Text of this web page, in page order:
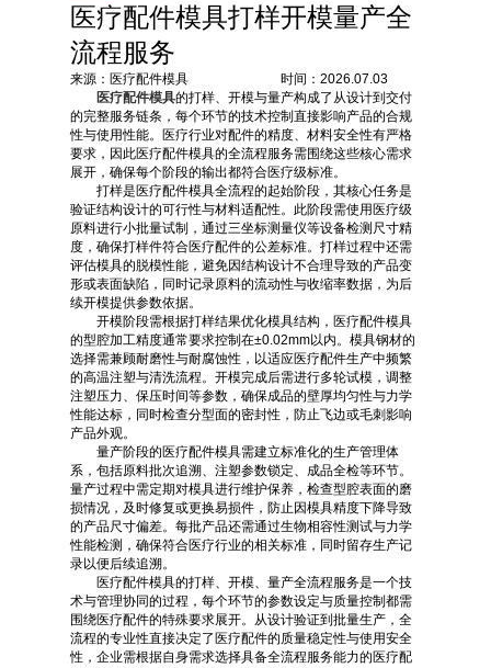
医疗配件模具打样开模量产全
流程服务
来源：医疗配件模具 时间：2026.07.03
医疗配件模具的打样、开模与量产构成了从设计到交付
的完整服务链条，每个环节的技术控制直接影响产品的合规
性与使用性能。医疗行业对配件的精度、材料安全性有严格
要求，因此医疗配件模具的全流程服务需围绕这些核心需求
展开，确保每个阶段的输出都符合医疗级标准。
打样是医疗配件模具全流程的起始阶段，其核心任务是
验证结构设计的可行性与材料适配性。此阶段需使用医疗级
原料进行小批量试制，通过三坐标测量仪等设备检测尺寸精
度，确保打样件符合医疗配件的公差标准。打样过程中还需
评估模具的脱模性能，避免因结构设计不合理导致的产品变
形或表面缺陷，同时记录原料的流动性与收缩率数据，为后
续开模提供参数依据。
开模阶段需根据打样结果优化模具结构，医疗配件模具
的型腔加工精度通常要求控制在±0.02mm以内。模具钢材的
选择需兼顾耐磨性与耐腐蚀性，以适应医疗配件生产中频繁
的高温注塑与清洗流程。开模完成后需进行多轮试模，调整
注塑压力、保压时间等参数，确保成品的壁厚均匀性与力学
性能达标，同时检查分型面的密封性，防止飞边或毛刺影响
产品外观。
量产阶段的医疗配件模具需建立标准化的生产管理体
系，包括原料批次追溯、注塑参数锁定、成品全检等环节。
量产过程中需定期对模具进行维护保养，检查型腔表面的磨
损情况，及时修复或更换易损件，防止因模具精度下降导致
的产品尺寸偏差。每批产品还需通过生物相容性测试与力学
性能检测，确保符合医疗行业的相关标准，同时留存生产记
录以便后续追溯。
医疗配件模具的打样、开模、量产全流程服务是一个技
术与管理协同的过程，每个环节的参数设定与质量控制都需
围绕医疗配件的特殊要求展开。从设计验证到批量生产，全
流程的专业性直接决定了医疗配件的质量稳定性与使用安全
性，企业需根据自身需求选择具备全流程服务能力的医疗配